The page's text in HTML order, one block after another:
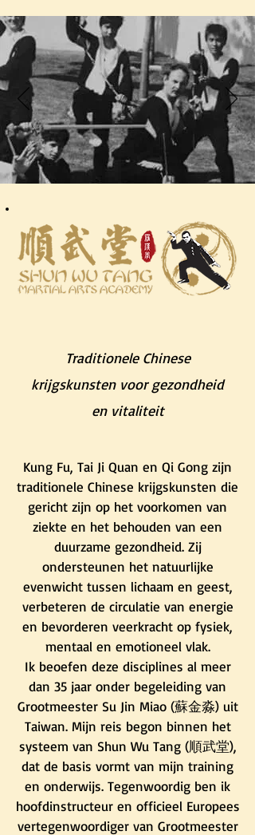
Traditionele Chinese
krijgskunsten voor gezondheid
en vitaliteit
Kung Fu, Tai Ji Quan en Qi Gong zijn
traditionele Chinese krijgskunsten die
gericht zijn op het voorkomen van
ziekte en het behouden van een
duurzame gezondheid. Zij
ondersteunen het natuurlijke
evenwicht tussen lichaam en geest,
verbeteren de circulatie van energie
en bevorderen veerkracht op fysiek,
mentaal en emotioneel vlak.
Ik beoefen deze disciplines al meer
dan 35 jaar onder begeleiding van
Grootmeester Su Jin Miao (蘇金淼) uit
Taiwan. Mijn reis begon binnen het
systeem van Shun Wu Tang (順武堂),
dat de basis vormt van mijn training
en onderwijs. Tegenwoordig ben ik
hoofdinstructeur en officieel Europees
vertegenwoordiger van Grootmeester